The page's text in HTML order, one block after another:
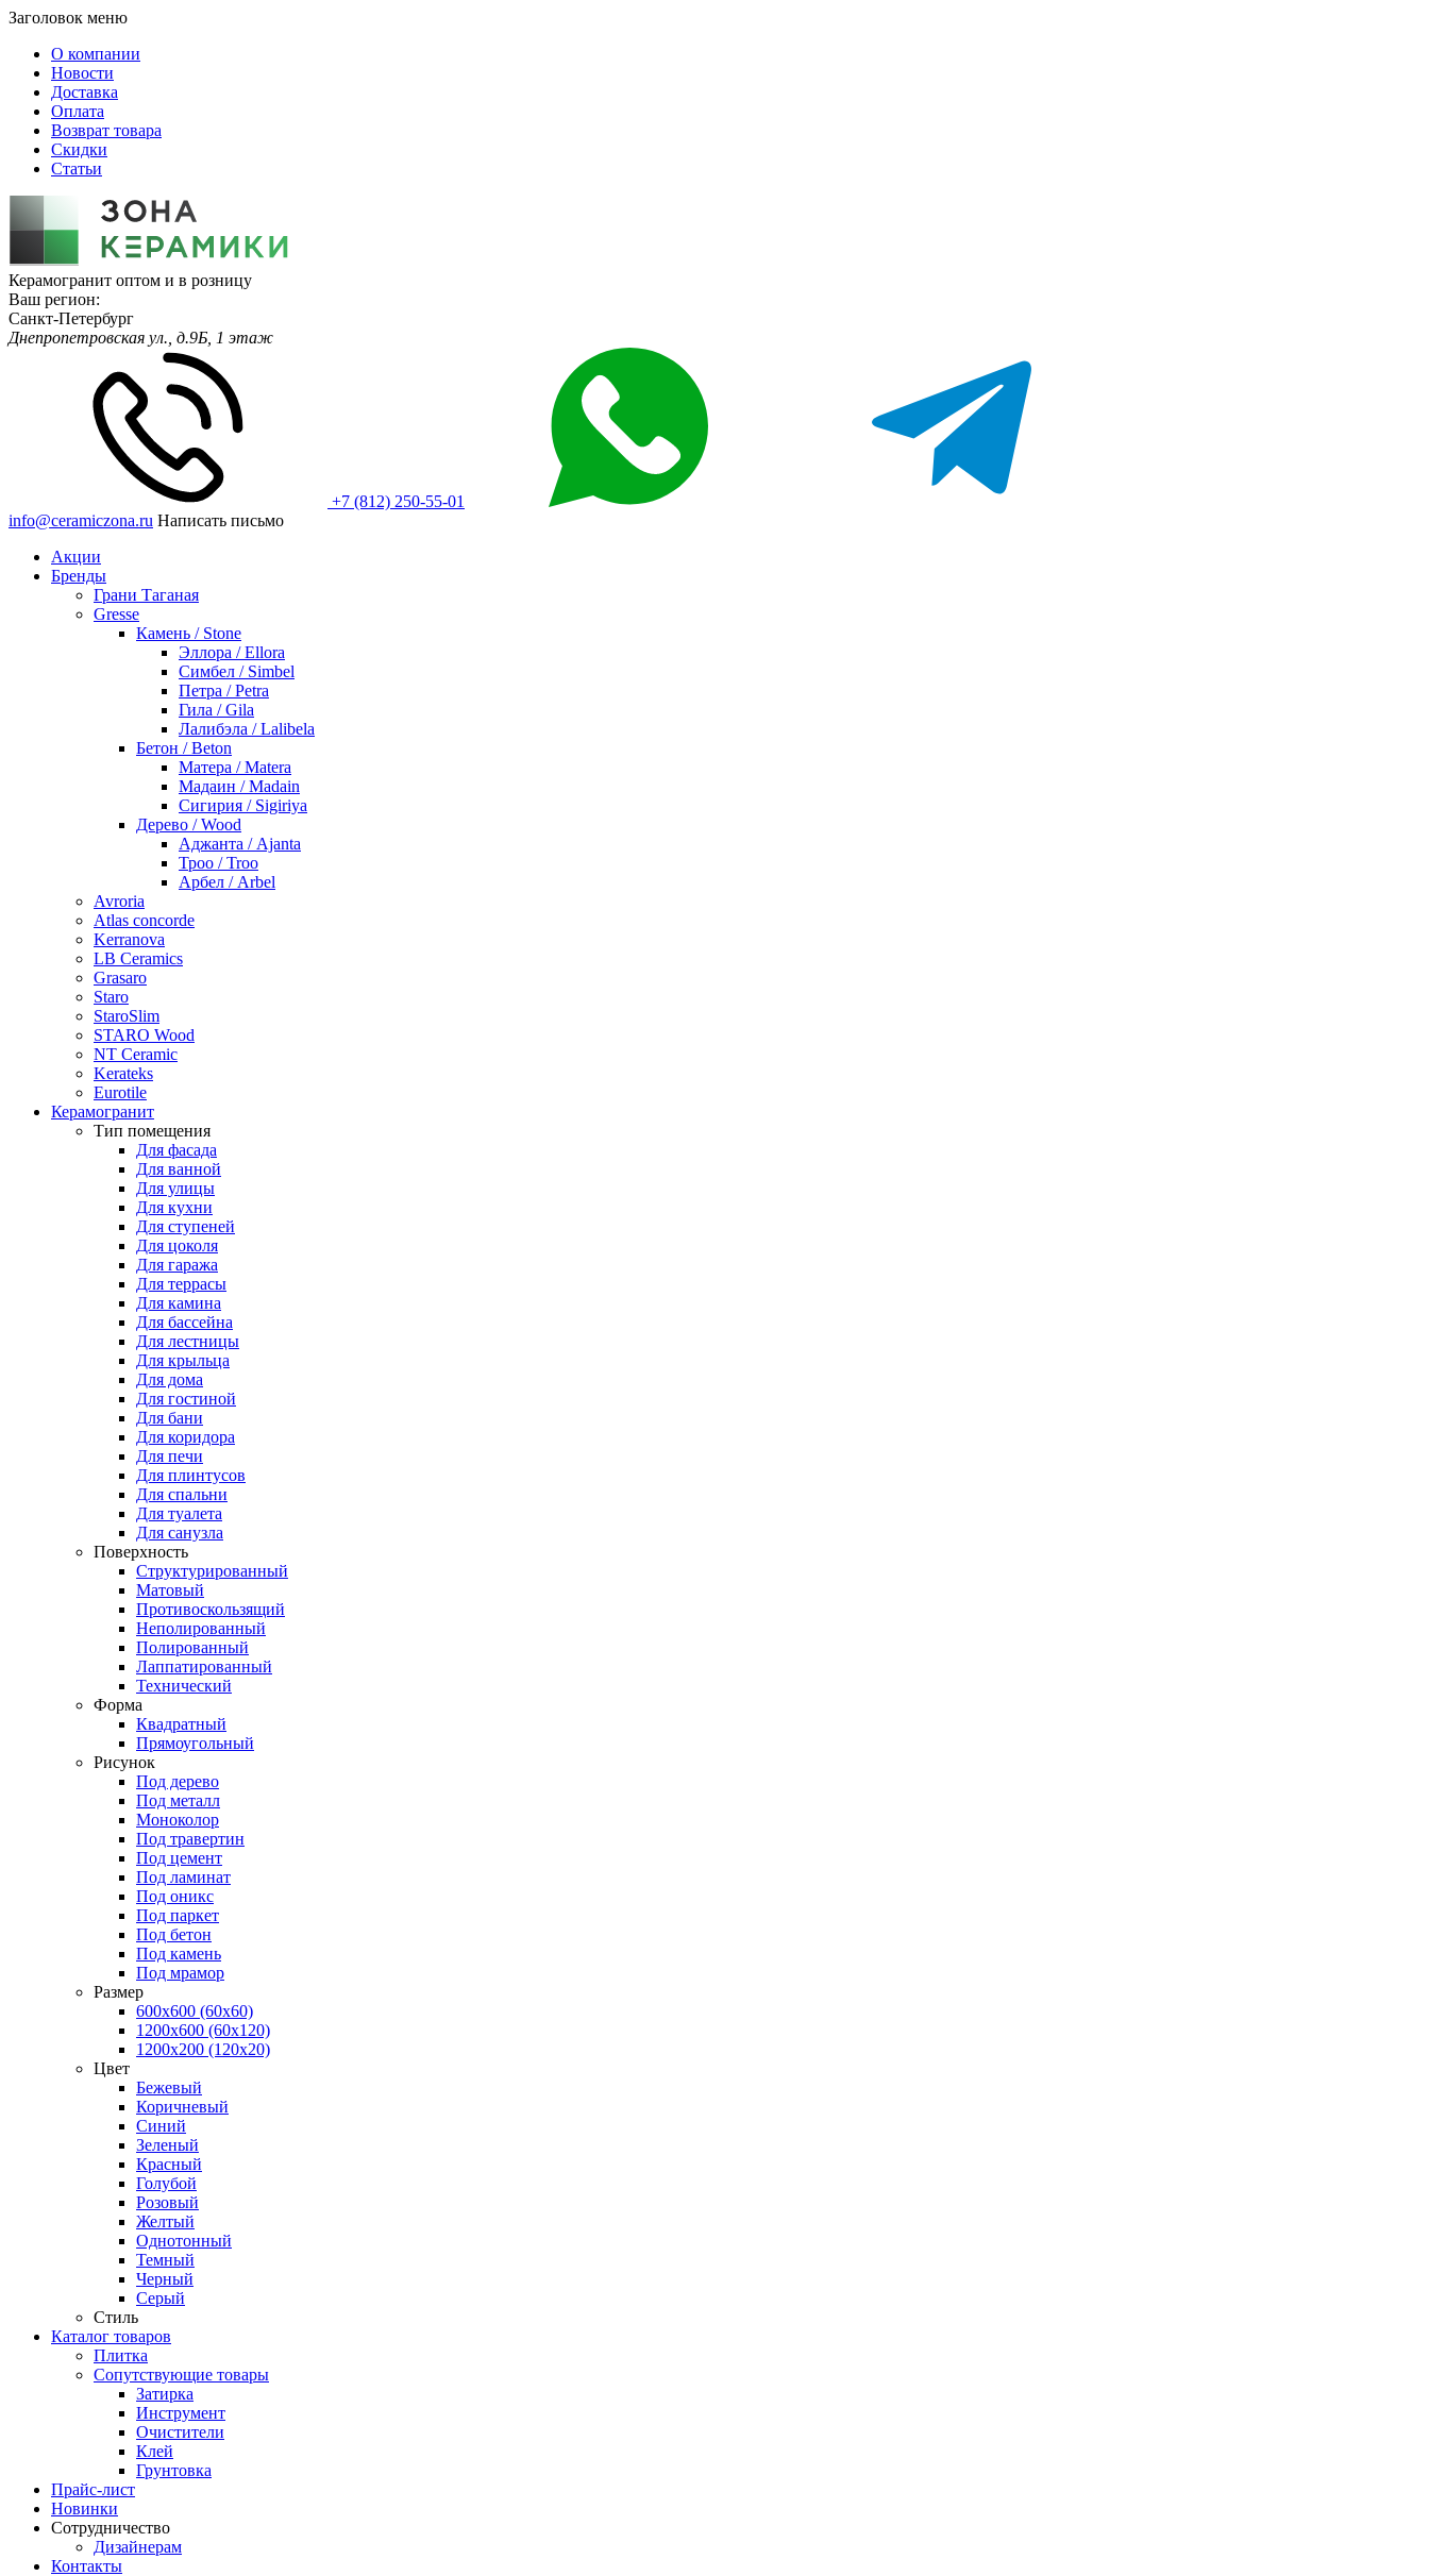
Заголовок меню
О компании
Новости
Доставка
Оплата
Возврат товара
Скидки
Статьи
Керамогранит оптом и в розницу
Ваш регион:
Санкт-Петербург
Днепропетровская ул., д.9Б, 1 этаж
+7 (812) 250-55-01
info@ceramiczona.ru Написать письмо
Акции
Бренды
Грани Таганая
Gresse
Камень / Stone
Эллора / Ellora
Симбел / Simbel
Петра / Petra
Гила / Gila
Лалибэла / Lalibela
Бетон / Beton
Матера / Matera
Мадаин / Madain
Сигирия / Sigiriya
Дерево / Wood
Аджанта / Ajanta
Троо / Troo
Арбел / Arbel
Avroria
Atlas concorde
Kerranova
LB Ceramics
Grasaro
Staro
StaroSlim
STARO Wood
NT Ceramic
Kerateks
Eurotile
Керамогранит
Тип помещения
Для фасада
Для ванной
Для улицы
Для кухни
Для ступеней
Для цоколя
Для гаража
Для террасы
Для камина
Для бассейна
Для лестницы
Для крыльца
Для дома
Для гостиной
Для бани
Для коридора
Для печи
Для плинтусов
Для спальни
Для туалета
Для санузла
Поверхность
Структурированный
Матовый
Противоскользящий
Неполированный
Полированный
Лаппатированный
Технический
Форма
Квадратный
Прямоугольный
Рисунок
Под дерево
Под металл
Моноколор
Под травертин
Под цемент
Под ламинат
Под оникс
Под паркет
Под бетон
Под камень
Под мрамор
Размер
600х600 (60х60)
1200х600 (60х120)
1200х200 (120x20)
Цвет
Бежевый
Коричневый
Синий
Зеленый
Красный
Голубой
Розовый
Желтый
Однотонный
Темный
Черный
Серый
Стиль
Каталог товаров
Плитка
Сопутствующие товары
Затирка
Инструмент
Очистители
Клей
Грунтовка
Прайс-лист
Новинки
Сотрудничество
Дизайнерам
Контакты